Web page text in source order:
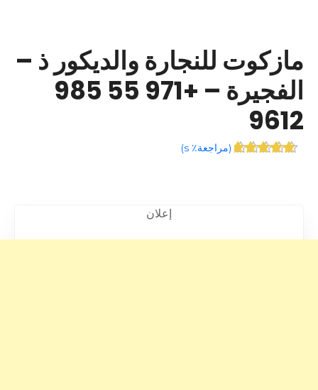
مازكوت للنجارة والديكور ذ –
الفجيرة – +971 55 985
9612
(مراجعة٪ s )
إعلان